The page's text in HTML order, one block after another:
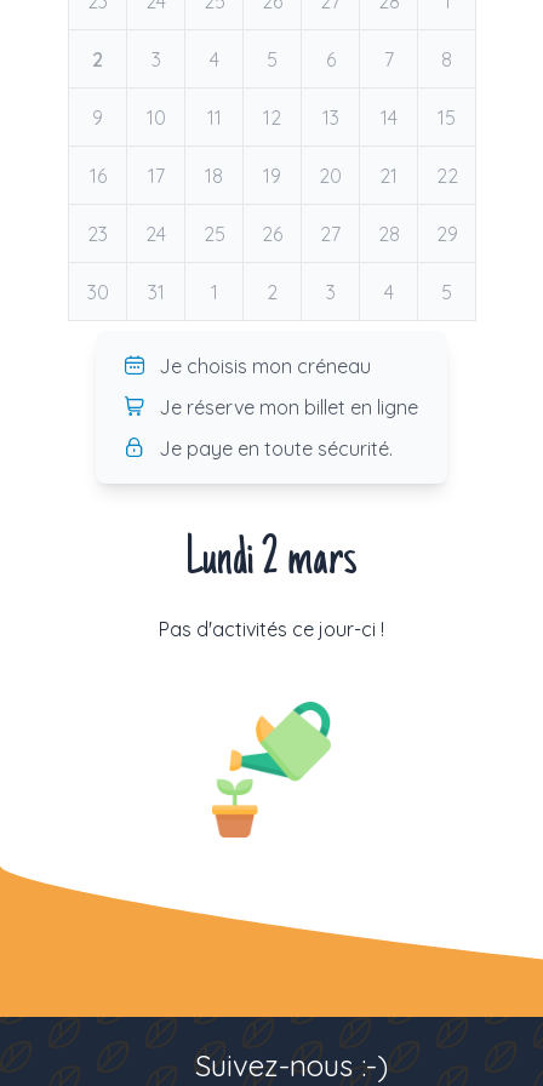
2 3 4 5 6 7 8
9 10 11 12 13 14 15
16 17 18 19 20 21 22
23 24 25 26 27 28 29
30 31 1 2 3 4 5
Je choisis mon créneau
Je réserve mon billet en ligne
Je paye en toute sécurité.
Lundi 2 mars
Pas d'activités ce jour-ci !
Suivez-nous :-)